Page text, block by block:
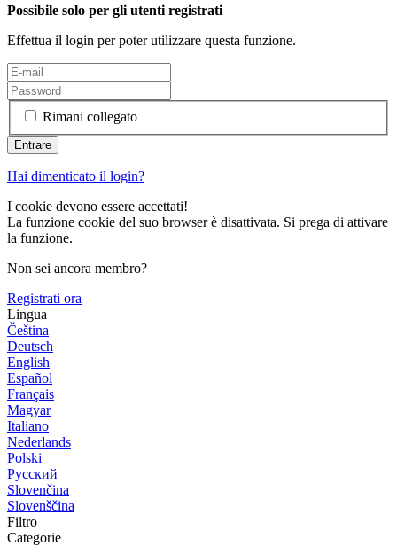
Possibile solo per gli utenti registrati
Effettua il login per poter utilizzare questa funzione.
Rimani collegato
Hai dimenticato il login?
I cookie devono essere accettati!
La funzione cookie del suo browser è disattivata. Si prega di attivare
la funzione.
Non sei ancora membro?
Registrati ora
Lingua
Čeština
Deutsch
English
Español
Français
Magyar
Italiano
Nederlands
Polski
Русский
Slovenčina
Slovenščina
Filtro
Categorie